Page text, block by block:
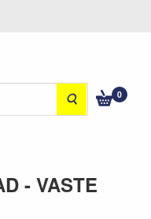
Zoeken 0
- VASTE